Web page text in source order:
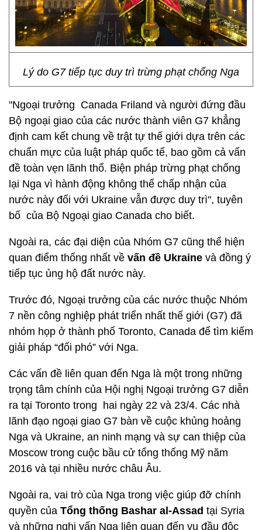
Lý do G7 tiếp tục duy trì trừng phạt chống Nga
"Ngoại trưởng Canada Friland và người đứng đầu
Bộ ngoại giao của các nước thành viên G7 khẳng
định cam kết chung về trật tự thế giới dựa trên các
chuẩn mực của luật pháp quốc tế, bao gồm cả vấn
đề toàn vẹn lãnh thổ. Biện pháp trừng phạt chống
lại Nga vì hành động không thể chấp nhận của
nước này đối với Ukraine vẫn được duy trì", tuyên
bố của Bộ Ngoại giao Canada cho biết.
Ngoài ra, các đại diện của Nhóm G7 cũng thể hiện
quan điểm thống nhất về vấn đề Ukraine và đồng ý
tiếp tục ủng hộ đất nước này.
Trước đó, Ngoại trưởng của các nước thuộc Nhóm
7 nền công nghiệp phát triển nhất thế giới (G7) đã
nhóm họp ở thành phố Toronto, Canada để tìm kiếm
giải pháp “đối phó” với Nga.
Các vấn đề liên quan đến Nga là một trong những
trọng tâm chính của Hội nghị Ngoại trưởng G7 diễn
ra tại Toronto trong hai ngày 22 và 23/4. Các nhà
lãnh đạo ngoại giao G7 bàn về cuộc khủng hoảng
Nga và Ukraine, an ninh mạng và sự can thiệp của
Moscow trong cuộc bầu cử tổng thống Mỹ năm
2016 và tại nhiều nước châu Âu.
Ngoài ra, vai trò của Nga trong việc giúp đỡ chính
quyền của Tổng thống Bashar al-Assad tại Syria
và những nghi vấn Nga liên quan đến vụ đầu độc